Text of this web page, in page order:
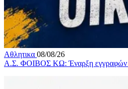
Αθλητικα 08/08/26
Α.Σ. ΦΟΙΒΟΣ ΚΩ: Έναρξη εγγραφών